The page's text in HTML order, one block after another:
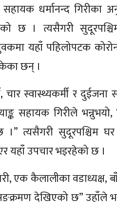
सहायक धर्मानन्द
छ । त्यसैगरी
यहाँ पहिलोपटक
छन् ।
चार स्वास्थ्यकर्मी र
सहायक गिरीले
।” त्यसैगरी सुदूरपश्चिम
यहाँ उपचार भइरहेको छ ।
एक कैलालीका वडाध्यक्ष,
देखिएको छ” उहाँले